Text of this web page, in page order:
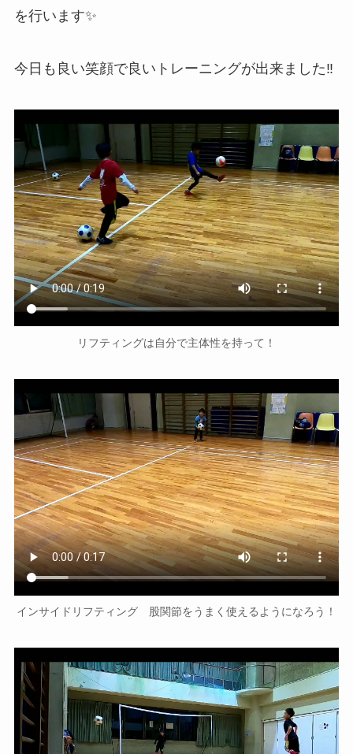
を行います✨
今日も良い笑顔で良いトレーニングが出来ました‼️
リフティングは自分で主体性を持って！
インサイドリフティング 股関節をうまく使えるようになろう！